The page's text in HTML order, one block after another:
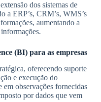
dos sistemas de
a ERP’s, CRM’s, WMS’s
aumentando a
(BI) para as empresas
oferecendo suporte
e execução do
em observações fornecidas
por dados que vem